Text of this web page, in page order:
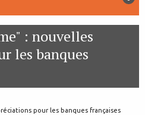
: nouvelles
les banques
pour les banques françaises